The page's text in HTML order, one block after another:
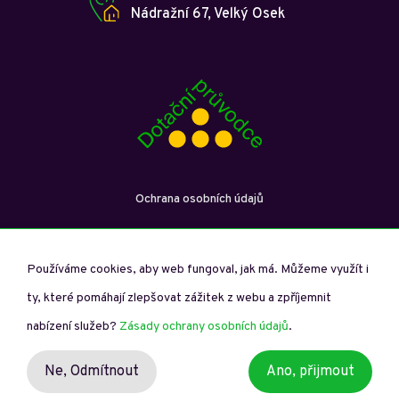
Nádražní 67, Velký Osek
Ochrana osobních údajů
Dotační průvodce © Copyright 2026. Všechna práva vyhrazena.
Vytvořilo digitální studio
Debono.cz
Spravuje studio
Používáme cookies, aby web fungoval, jak má. Můžeme využít i
ty, které pomáhají zlepšovat zážitek z webu a zpříjemnit
nabízení služeb? Zásady ochrany osobních údajů.
Ne, Odmítnout Ano, přijmout